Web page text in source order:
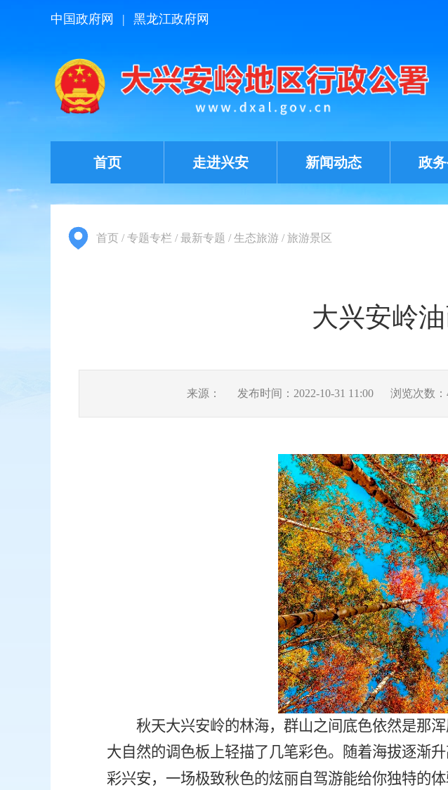
中国政府网 | 黑龙江政府网
首页 走进兴安 新闻动态 政
首页 /专题专栏 /最新专题 /生态旅游 /旅游景区
大兴安岭
来源： 发布时间：2022-10-31 11:00 浏览次数：
秋天大兴安岭的林海，群山之间底色依然是那
大自然的调色板上轻描了几笔彩色。随着海拔逐渐
彩兴安，一场极致秋色的炫丽自驾游能给你独特的体